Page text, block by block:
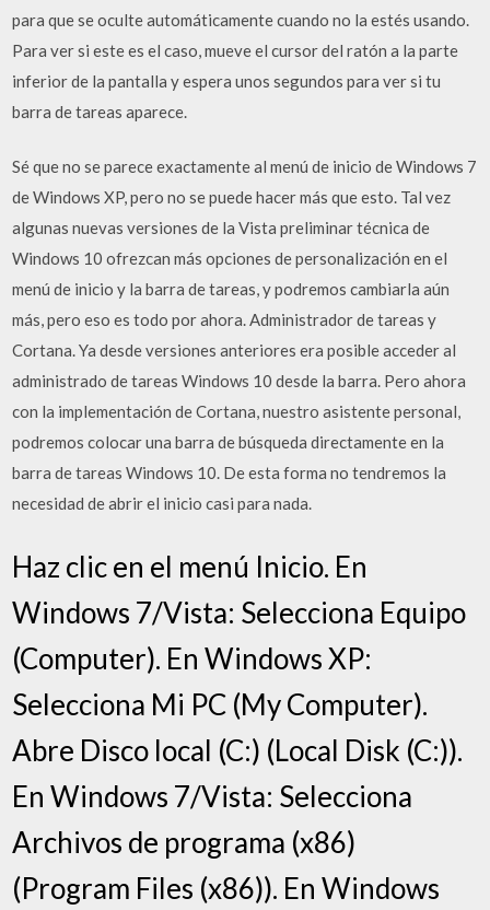
para que se oculte automáticamente cuando no la estés usando.
Para ver si este es el caso, mueve el cursor del ratón a la parte
inferior de la pantalla y espera unos segundos para ver si tu
barra de tareas aparece.
Sé que no se parece exactamente al menú de inicio de Windows 7
de Windows XP, pero no se puede hacer más que esto. Tal vez
algunas nuevas versiones de la Vista preliminar técnica de
Windows 10 ofrezcan más opciones de personalización en el
menú de inicio y la barra de tareas, y podremos cambiarla aún
más, pero eso es todo por ahora. Administrador de tareas y
Cortana. Ya desde versiones anteriores era posible acceder al
administrado de tareas Windows 10 desde la barra. Pero ahora
con la implementación de Cortana, nuestro asistente personal,
podremos colocar una barra de búsqueda directamente en la
barra de tareas Windows 10. De esta forma no tendremos la
necesidad de abrir el inicio casi para nada.
Haz clic en el menú Inicio. En
Windows 7/Vista: Selecciona Equipo
(Computer). En Windows XP:
Selecciona Mi PC (My Computer).
Abre Disco local (C:) (Local Disk (C:)).
En Windows 7/Vista: Selecciona
Archivos de programa (x86)
(Program Files (x86)). En Windows